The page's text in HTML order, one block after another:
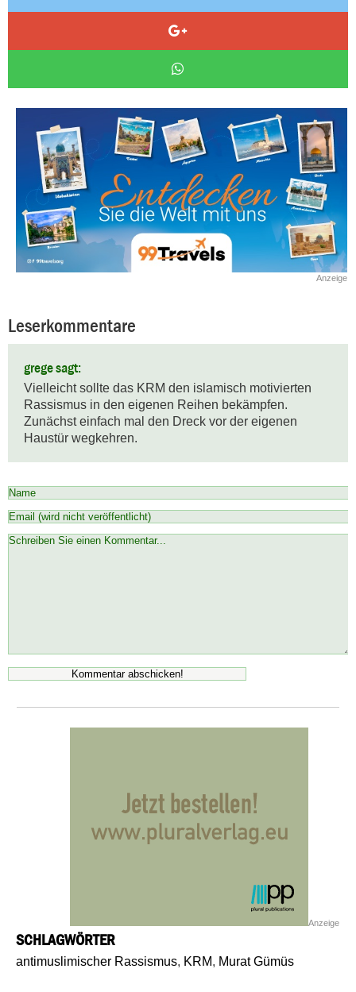
Anzeige
Leserkommentare
grege sagt:
Vielleicht sollte das KRM den islamisch motivierten
Rassismus in den eigenen Reihen bekämpfen.
Zunächst einfach mal den Dreck vor der eigenen
Haustür wegkehren.
Anzeige
SCHLAGWÖRTER
antimuslimischer Rassismus, KRM, Murat Gümüs